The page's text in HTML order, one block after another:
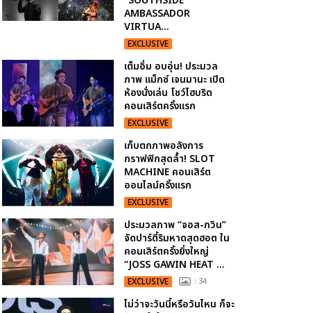
AMBASSADOR
VIRTUA...
EXCLUSIVE
เต็มอิ่ม อบอุ่น! ประมวล
ภาพ แม็กซ์ เจนมานะ เปิด
ห้องนั่งเล่น โชว์ไฮบริด
คอนเสิร์ตครั้งแรก
EXCLUSIVE
เก็บตกภาพอลังการ
กราฟฟิกสุดล้ำ! SLOT
MACHINE คอนเสิร์ต
ออนไลน์ครั้งแรก
EXCLUSIVE
ประมวลภาพ “จอส-กวิน”
จัดปาร์ตี้ริมหาดสุดฮอต ใน
คอนเสิร์ตครั้งยิ่งใหญ่
“JOSS GAWIN HEAT ...
EXCLUSIVE : 34
ไม่ว่าจะวันนี้หรือวันไหน ก็จะ